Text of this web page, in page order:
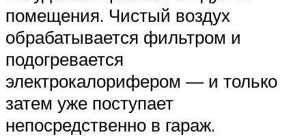
помещения. Чистый воздух
обрабатывается фильтром и
подогревается
электрокалорифером — и только
затем уже поступает
непосредственно в гараж.